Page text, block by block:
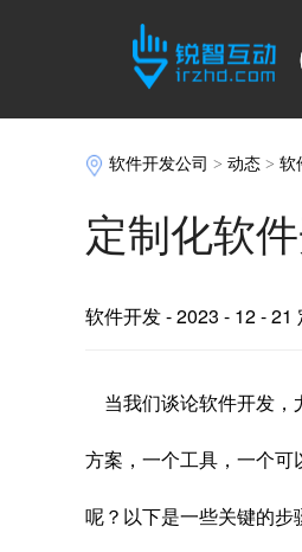
软件开发公司 >动态 >软
定制化软
软件开发- 2023 - 12 - 21
当我们谈论软件开发，
方案，一个工具，一个
呢？以下是一些关键的步